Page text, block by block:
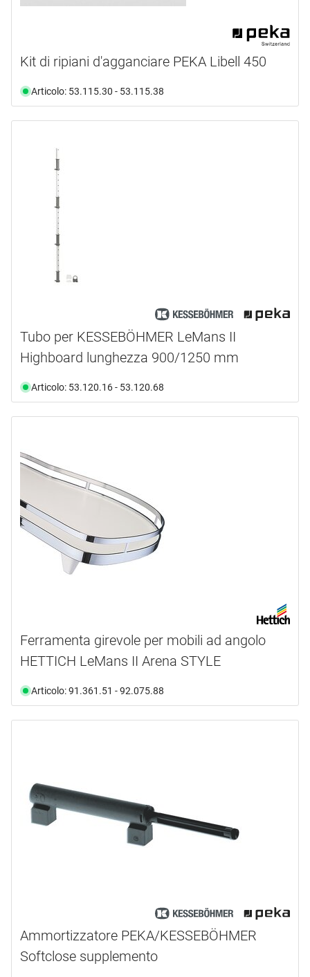
Kit di ripiani d'agganciare PEKA Libell 450
Articolo: 53.115.30 - 53.115.38
Tubo per KESSEBÖHMER LeMans II
Highboard lunghezza 900/1250 mm
Articolo: 53.120.16 - 53.120.68
Ferramenta girevole per mobili ad angolo
HETTICH LeMans II Arena STYLE
Articolo: 91.361.51 - 92.075.88
Ammortizzatore PEKA/KESSEBÖHMER
Softclose supplemento